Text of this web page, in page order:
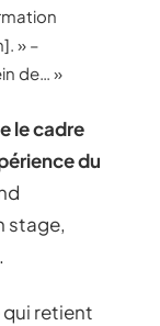
» –
de… »
le cadre
du
stage,
qui retient